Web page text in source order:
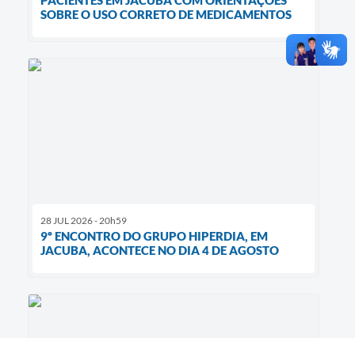
SOBRE O USO CORRETO DE MEDICAMENTOS
28 JUL 2026 - 20h59
9º ENCONTRO DO GRUPO HIPERDIA, EM
JACUBA, ACONTECE NO DIA 4 DE AGOSTO